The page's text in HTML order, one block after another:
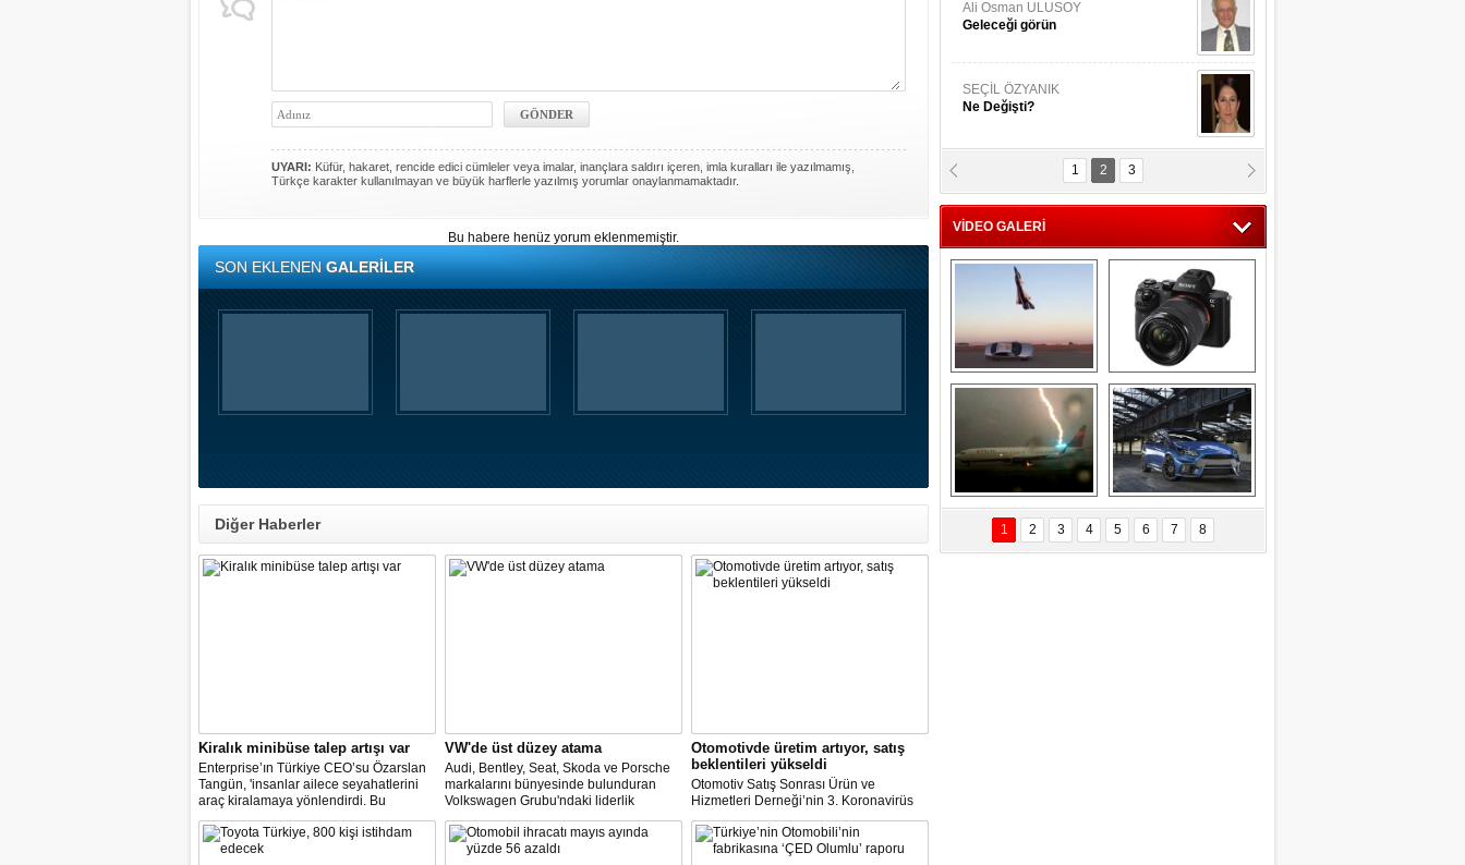
UYARI: Küfür, hakaret, rencide edici cümleler veya imalar, inançlara saldırı içeren, imla kuralları ile yazılmamış,
Türkçe karakter kullanılmayan ve büyük harflerle yazılmış yorumlar onaylanmamaktadır.
Bu habere henüz yorum eklenmemiştir.
SON EKLENENGALERİLER
Diğer Haberler
Kiralık minibüse talep artışı var
Enterprise’ın Türkiye CEO’su Özarslan
Tangün, 'insanlar ailece seyahatlerini
araç kiralamaya yönlendirdi. Bu
noktada, bavul kullanımı ve kişi sayısı,
minibüs ve SUV gövde tipli araç
kiralamada geçen yıla göre yüzde 60’a
VW'de üst düzey atama
Audi, Bentley, Seat, Skoda ve Porsche
markalarını bünyesinde bulunduran
Volkswagen Grubu'ndaki liderlik
değişiminin şirketin güçlü işçi
temsilcileriyle maliyet indirimini
müzakere etmeye çalıştığı bir zamanda
Otomotivde üretim artıyor, satış
beklentileri yükseldi
Otomotiv Satış Sonrası Ürün ve
Hizmetleri Derneği’nin 3. Koronavirüs
Etki Araştırması’na göre; üretime devam
eden şirketlerin oranı yükselişe geçti.
Ara veren şirketler ise bu ay
Ali Osman ULUSOY
Geleceği görün
SEÇİL ÖZYANIK
Ne Değişti?
MERİÇ KÖYATASI
Bayraksız Vatan !
1 2 3
VİDEO GALERİ
Savaş uçağı
pilotundan
muhteşem gösteri
Sony Alpha 7R II ön
inceleme
Delta uçağına
yıldırım çarptı
Ford Focus RS
(2015)
1 2 3 4 5 6 7 8